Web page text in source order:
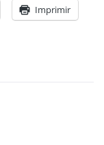
Imprimir